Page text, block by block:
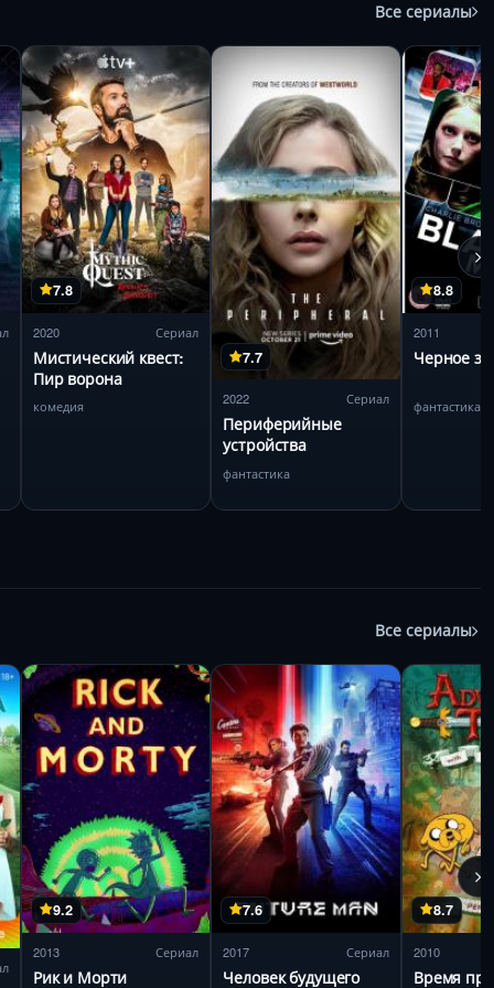
Все сериалы
7.8
2020 Сериал
Мистический квест:
Пир ворона
комедия
7.7
2022 Сериал
Периферийные
устройства
фантастика
8.8
2011
Черное
фантастика,
Все сериалы
9.2
2013 Сериал
Рик и Морти
7.6
2017 Сериал
Человек будущего
8.7
2010
Время